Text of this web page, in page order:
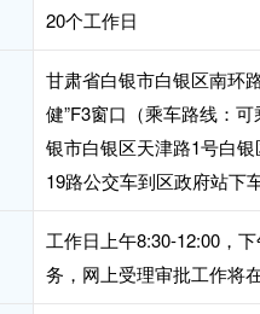
20个工作日
甘肃省白银市白银区南环
健”F3窗口（乘车路线：
银市白银区天津路1号白银
19路公交车到区政府站下车
工作日上午8:30-12:00，
务，网上受理审批工作将